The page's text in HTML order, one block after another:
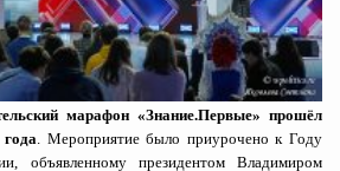
марафон «Знание.Первые» прошёл
. Мероприятие было приурочено к Году
объявленному президентом Владимиром